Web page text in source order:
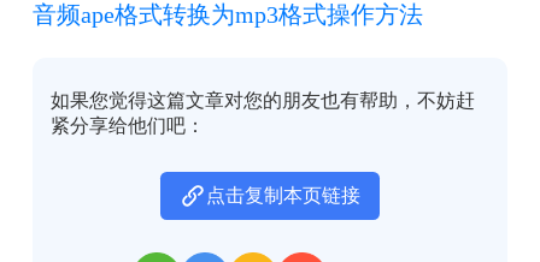
音频ape格式转换为mp3格式操作方法
如果您觉得这篇文章对您的朋友也有帮助，不妨赶
紧分享给他们吧：
点击复制本页链接